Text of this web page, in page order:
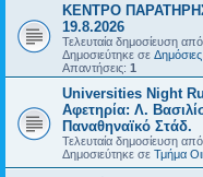
ΚΕΝΤΡΟ
19.8.2026
Τελευταία δημοσίευση από
Δημοσιεύτηκε σε
Απαντήσεις: 1
Universities Night
Αφετηρία: Λ.
Παναθηναϊκό Στάδ.
Τελευταία δημοσίευση από
Δημοσιεύτηκε σε Τμήμα